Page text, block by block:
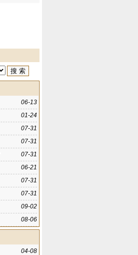
06-13
01-24
07-31
07-31
07-31
06-21
07-31
07-31
09-02
08-06
04-08